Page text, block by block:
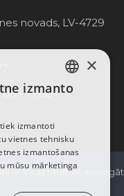
novads, LV-4729
- 17:00
Visas tiesības
LATVIAN
ENGLISH
×
izmanto
izmantoti
vietnes tehnisku
izmantošanas
mūsu mārketinga